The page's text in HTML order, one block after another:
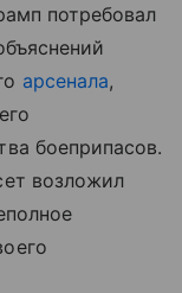
потребовал
арсенала,
боеприпасов.
возложил